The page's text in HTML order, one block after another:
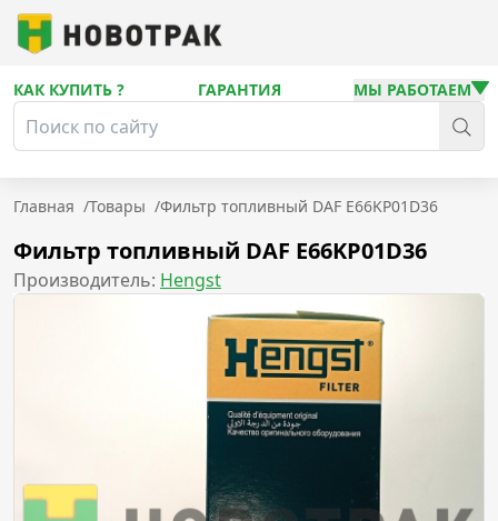
КАК КУПИТЬ ? ГАРАНТИЯ МЫ РАБОТАЕМ
Главная /Товары /Фильтр топливный DAF E66KP01D36
Фильтр топливный DAF E66KP01D36
Производитель: Hengst